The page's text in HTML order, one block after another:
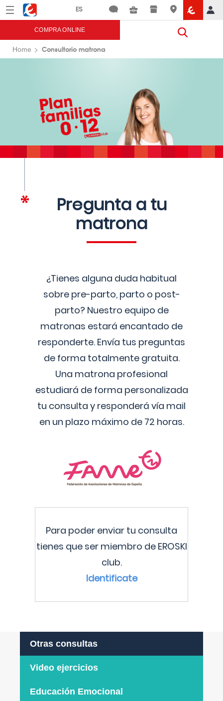
Menú Eroski
COMPRA ONLINE
Home Consultorio matrona
Pregunta a tu
matrona
¿Tienes alguna duda habitual
sobre pre-parto, parto o post-
parto? Nuestro equipo de
matronas estará encantado de
responderte. Envía tus preguntas
de forma totalmente gratuita.
Una matrona profesional
estudiará de forma personalizada
tu consulta y responderá vía mail
en un plazo máximo de 72 horas.
Para poder enviar tu consulta
tienes que ser miembro de EROSKI
club.
Identificate
Otras consultas
Video ejercicios
Educación Emocional